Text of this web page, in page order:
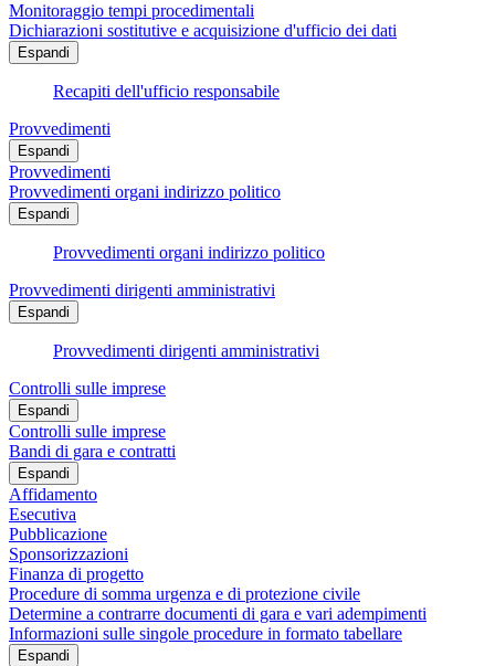
Monitoraggio tempi procedimentali
Dichiarazioni sostitutive e acquisizione d'ufficio dei dati
Espandi
Recapiti dell'ufficio responsabile
Provvedimenti
Espandi
Provvedimenti
Provvedimenti organi indirizzo politico
Espandi
Provvedimenti organi indirizzo politico
Provvedimenti dirigenti amministrativi
Espandi
Provvedimenti dirigenti amministrativi
Controlli sulle imprese
Espandi
Controlli sulle imprese
Bandi di gara e contratti
Espandi
Affidamento
Esecutiva
Pubblicazione
Sponsorizzazioni
Finanza di progetto
Procedure di somma urgenza e di protezione civile
Determine a contrarre documenti di gara e vari adempimenti
Informazioni sulle singole procedure in formato tabellare
Espandi